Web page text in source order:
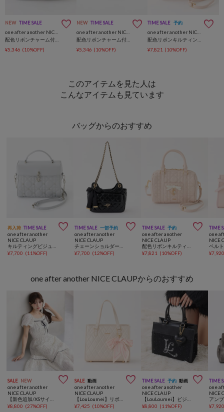
NEW TIME SALE
¥5,346 (10%OFF)
NEW TIME SALE
one after another NICE CLAUP
配色リボンチャーム付きキルティングマルチケース
¥5,346 (10%OFF)
TIME SALE 予約
¥7,821 (10%OFF)
このアイテムを見た人は
こんなアイテムも見ています
バッグからのおすすめ
再入荷 TIME SALE 
one after another
NICE CLAUP
¥7,700 (11%OFF)
TIME SALE 一部予約 
one after another
NICE CLAUP
¥7,700 (12%OFF)
TIME SALE 予約 
one after another
NICE CLAUP
¥7,821 (10%OFF)
TIME
one
NICE
¥
one after another NICE CLAUPからのおすすめ
SALE NEW 
one after another
NICE CLAUP
¥8,800 (27%OFF)
SALE 動画 
one after another
NICE CLAUP
¥7,425 (10%OFF)
TIME SALE 予約 動画 
one after another
NICE CLAUP
¥8,800 (11%OFF)
TIME
one
NICE
¥